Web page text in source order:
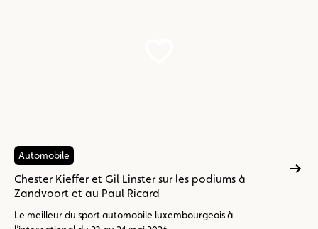
Automobile
Chester Kieffer et Gil Linster sur les podiums à
Zandvoort et au Paul Ricard
Le meilleur du sport automobile luxembourgeois à